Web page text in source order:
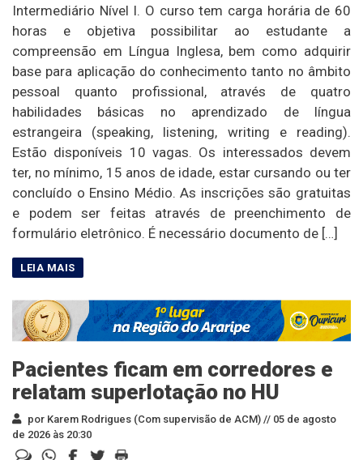
Intermediário Nível I. O curso tem carga horária de 60
horas e objetiva possibilitar ao estudante a
compreensão em Língua Inglesa, bem como adquirir
base para aplicação do conhecimento tanto no âmbito
pessoal quanto profissional, através de quatro
habilidades básicas no aprendizado de língua
estrangeira (speaking, listening, writing e reading).
Estão disponíveis 10 vagas. Os interessados devem
ter, no mínimo, 15 anos de idade, estar cursando ou ter
concluído o Ensino Médio. As inscrições são gratuitas
e podem ser feitas através de preenchimento de
formulário eletrônico. É necessário documento de […]
Pacientes ficam em corredores e
relatam superlotação no HU
por Karem Rodrigues (Com supervisão de ACM) // 05 de agosto
de 2026 às 20:30